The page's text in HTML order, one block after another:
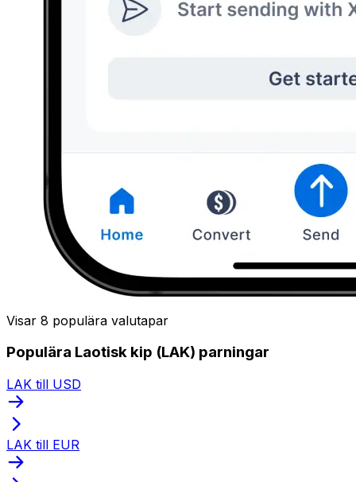
Visar 8 populära valutapar
Populära Laotisk kip (LAK) parningar
LAK till USD
LAK till EUR